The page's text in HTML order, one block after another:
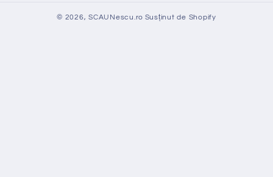
© 2026,SCAUNescu.ro Susținut de Shopify